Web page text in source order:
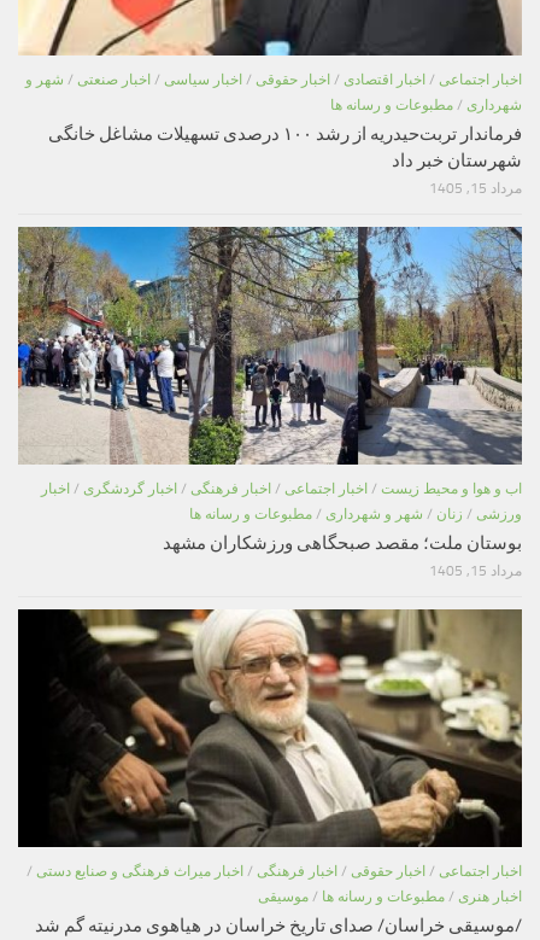
اخبار اجتماعی / اخبار اقتصادی / اخبار حقوقی / اخبار سیاسی / اخبار صنعتی / شهر و
شهرداری / مطبوعات و رسانه ها
فرماندار تربت‌حیدریه از رشد ۱۰۰ درصدی تسهیلات مشاغل خانگی
شهرستان خبر داد
مرداد 15, 1405
اب و هوا و محیط زیست / اخبار اجتماعی / اخبار فرهنگی / اخبار گردشگری / اخبار
ورزشی / زنان / شهر و شهرداری / مطبوعات و رسانه ها
بوستان ملت؛ مقصد صبحگاهی ورزشکاران مشهد
مرداد 15, 1405
اخبار اجتماعی / اخبار حقوقی / اخبار فرهنگی / اخبار میراث فرهنگی و صنایع دستی /
اخبار هنری / مطبوعات و رسانه ها / موسیقی
/موسیقی خراسان/ صدای تاریخ خراسان در هیاهوی مدرنیته گم شد